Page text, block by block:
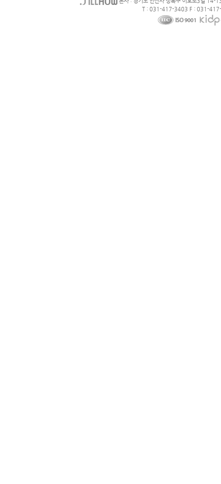
T : 031-417-3403 F : 031-